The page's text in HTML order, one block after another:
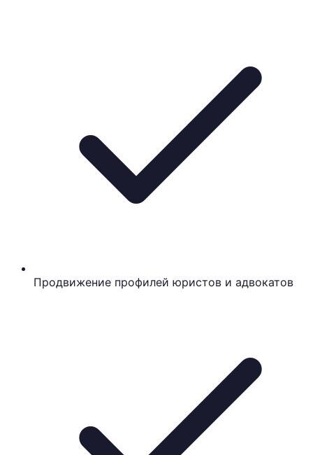
Продвижение профилей юристов и адвокатов